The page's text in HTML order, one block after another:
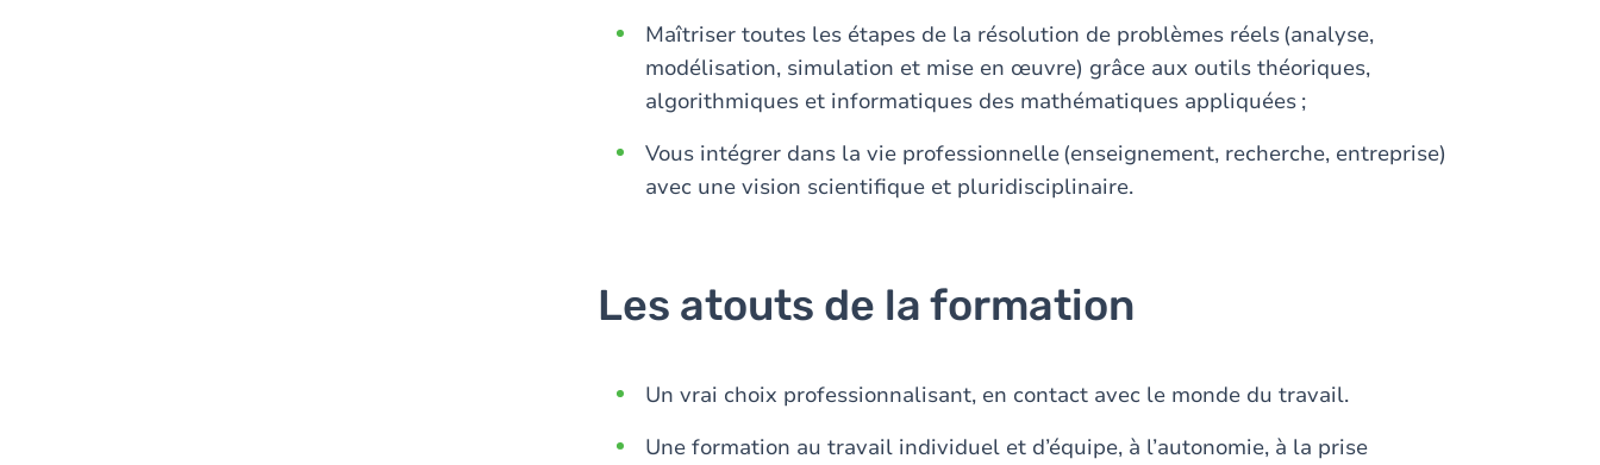
Maîtriser toutes les étapes de la résolution de problèmes réels (analyse,
modélisation, simulation et mise en œuvre) grâce aux outils théoriques,
algorithmiques et informatiques des mathématiques appliquées ;
Vous intégrer dans la vie professionnelle (enseignement, recherche, entreprise)
avec une vision scientifique et pluridisciplinaire.
Les atouts de la formation
Un vrai choix professionnalisant, en contact avec le monde du travail.
Une formation au travail individuel et d’équipe, à l’autonomie, à la prise